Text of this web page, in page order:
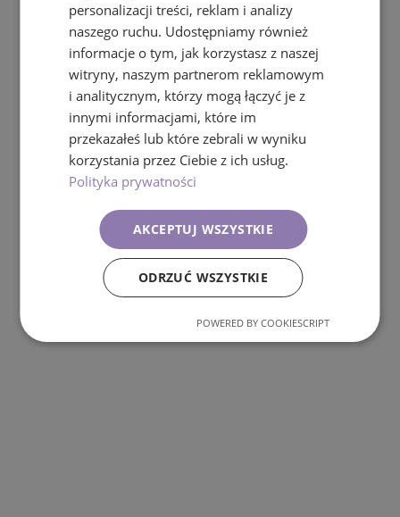
404
Ups! Strona nie została znaleziona
Powrót do strony głównej
personalizacji treści, reklam i analizy
naszego ruchu. Udostępniamy również
informacje o tym, jak korzystasz z naszej
witryny, naszym partnerom reklamowym
i analitycznym, którzy mogą łączyć je z
innymi informacjami, które im
przekazałeś lub które zebrali w wyniku
korzystania przez Ciebie z ich usług.
Polityka prywatności
AKCEPTUJ WSZYSTKIE
ODRZUĆ WSZYSTKIE
POWERED BY COOKIESCRIPT